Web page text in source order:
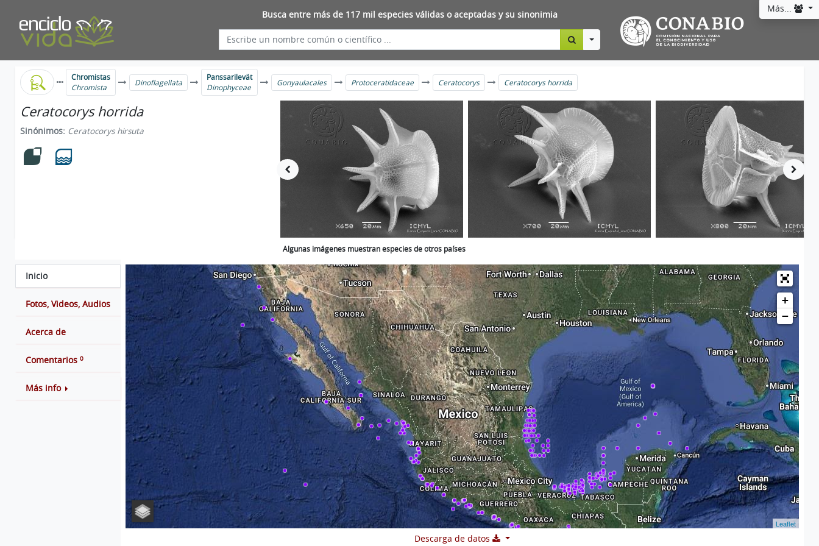
Más...
Busca entre más de 117 mil especies válidas o aceptadas y su sinonimia
Toggle Dropdown
Chromistas
Chromista
Dinoflagellata
Panssarilevät
Dinophyceae
Gonyaulacales Protoceratidaceae Ceratocorys Ceratocorys horrida
Ceratocorys horrida
Sinónimos: Ceratocorys hirsuta
Algunas imágenes muestran especies de otros países
Inicio
Fotos, Videos, Audios
Acerca de
Comentarios 0
Más info
+
−
Leaflet
Descarga de datos